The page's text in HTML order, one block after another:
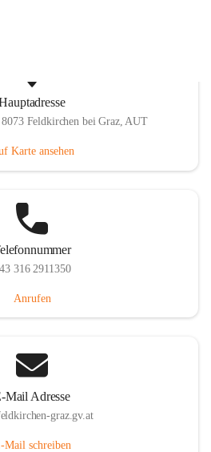
Feldkirchen bei Graz, AUT
Karte ansehen
316 2911350
Anrufen
Mail Adresse
graz.gv.at
Mail schreiben